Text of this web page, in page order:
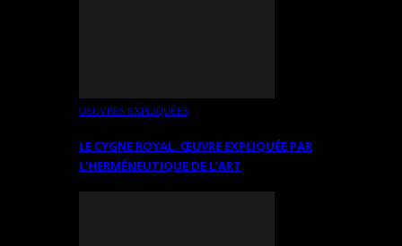
OEUVRES EXPLIQUÉES
LE CYGNE ROYAL. ŒUVRE EXPLIQUÉE PAR
L’HERMÉNEUTIQUE DE L’ART